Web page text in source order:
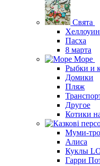
Свята
Хеллоуин
Пасха
8 марта
Море
Рыбки и
Домики
Пляж
Другое
Котики
Муми-
Алиса
Куклы
Гарри